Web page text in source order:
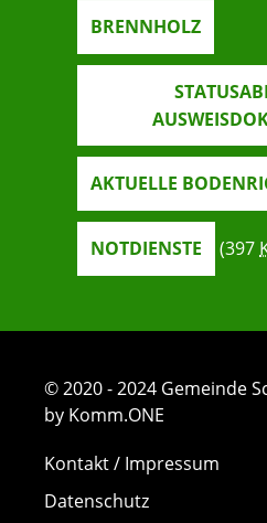
BRENNHOLZ
AKTUELLE
NOTDIENSTE (397
© 2020 - 2024 Gemeinde
by Komm.ONE
Kontakt / Impressum
Datenschutz